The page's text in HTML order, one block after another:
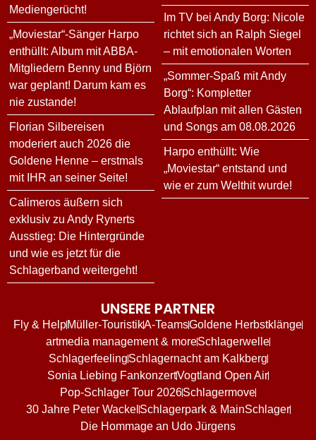
Mediengerücht!
„Moviestar“-Sänger Harpo
enthüllt: Album mit ABBA-
Mitgliedern Benny und Björn
war geplant! Darum kam es
nie zustande!
Florian Silbereisen
moderiert auch 2026 die
Goldene Henne – erstmals
mit IHR an seiner Seite!
Calimeros äußern sich
exklusiv zu Andy Rynerts
Ausstieg: Die Hintergründe
und wie es jetzt für die
Schlagerband weitergeht!
Im TV bei Andy Borg: Nicole
richtet sich an Ralph Siegel
– mit emotionalen Worten
„Sommer-Spaß mit Andy
Borg“: Kompletter
Ablaufplan mit allen Gästen
und Songs am 08.08.2026
Harpo enthüllt: Wie
„Moviestar“ entstand und
wie er zum Welthit wurde!
UNSERE PARTNER
Fly & HelpMüller-TouristikA-TeamsGoldene Herbstklänge
artmedia management & moreSchlagerwelle
SchlagerfeelingSchlagernacht am Kalkberg
Sonia Liebing FankonzertVogtland Open Air
Pop-Schlager Tour 2026Schlagermove
30 Jahre Peter Wackel Schlagerpark & MainSchlager
Die Hommage an Udo Jürgens